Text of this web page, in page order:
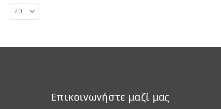
Επικοινωνήστε μαζί μας